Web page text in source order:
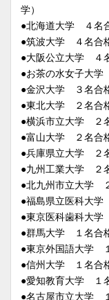
学）
●北海道大学 ４名
●筑波大学 ４名合
●大阪公立大学 ４
●お茶の水女子大学
●金沢大学 ３名合
●東北大学 ２名合
●横浜市立大学 ２
●富山大学 ２名合
●兵庫県立大学 ２
●九州工業大学 ２
●北九州市立大学
●福島県立医科大学
●東京医科歯科大学
●群馬大学 １名合
●東京外国語大学
●信州大学 １名合
●愛知教育大学 １
●名古屋市立大学